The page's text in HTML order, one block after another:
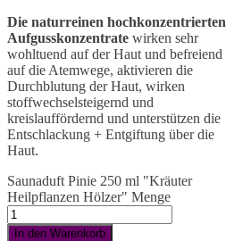
Die naturreinen hochkonzentrierten
Aufgusskonzentrate wirken sehr
wohltuend auf der Haut und befreiend
auf die Atemwege, aktivieren die
Durchblutung der Haut, wirken
stoffwechselsteigernd und
kreislauffördernd und unterstützen die
Entschlackung + Entgiftung über die
Haut.
Saunaduft Pinie 250 ml "Kräuter
Heilpflanzen Hölzer" Menge
In den Warenkorb